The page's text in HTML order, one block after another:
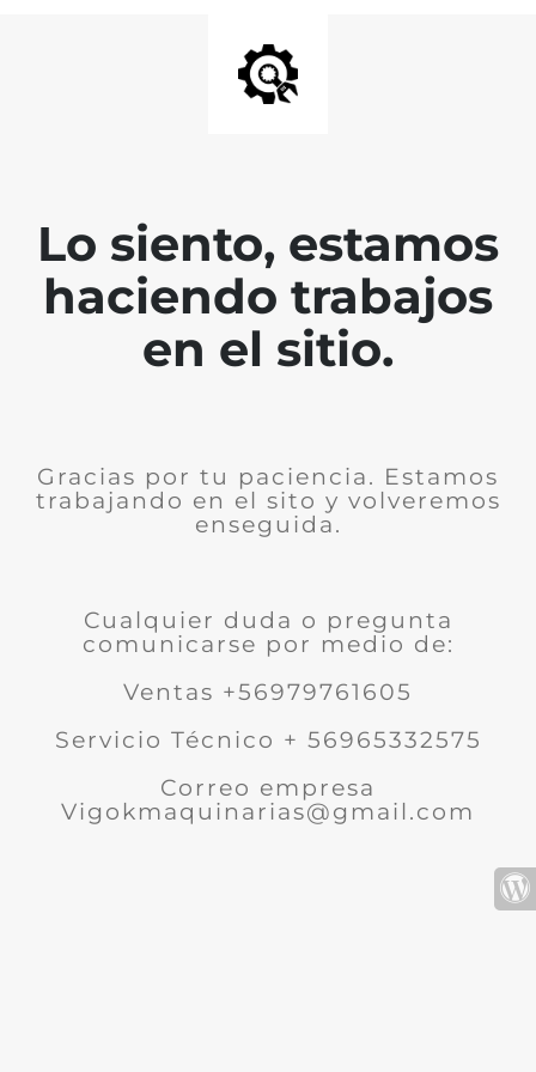
Lo siento, estamos
haciendo trabajos
en el sitio.
Gracias por tu paciencia. Estamos
trabajando en el sito y volveremos
enseguida.
Cualquier duda o pregunta
comunicarse por medio de:
Ventas +56979761605
Servicio Técnico + 56965332575
Correo empresa
Vigokmaquinarias@gmail.com